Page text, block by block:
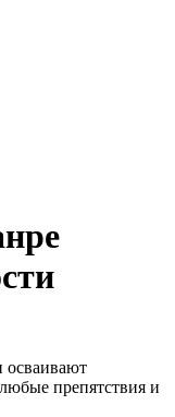
осваивают
препятствия и